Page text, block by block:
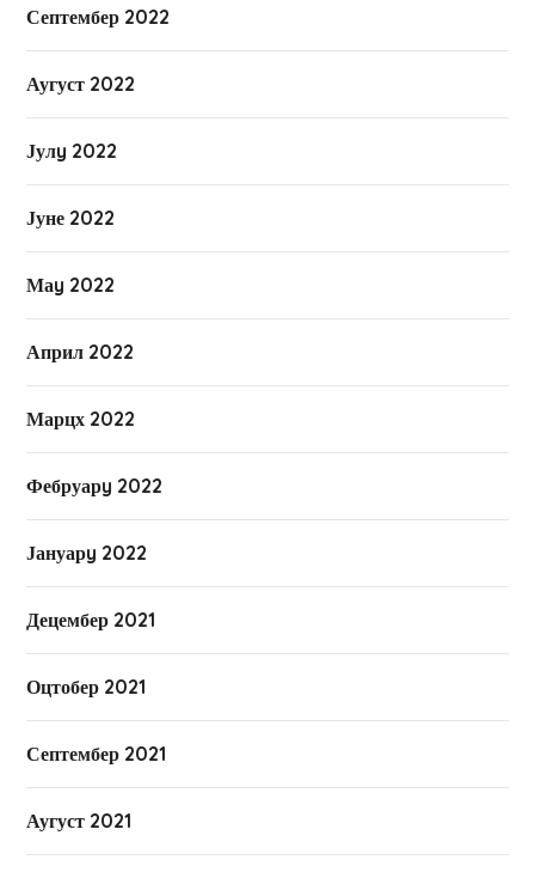
Септембер 2022
Аугуст 2022
Јулy 2022
Јуне 2022
Маy 2022
Април 2022
Марцх 2022
Фебруарy 2022
Јануарy 2022
Децембер 2021
Оцтобер 2021
Септембер 2021
Аугуст 2021